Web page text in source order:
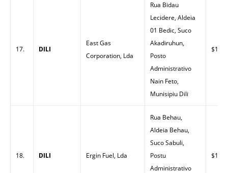
17. DILI
East Gas
Corporation, Lda
Rua Bidau
Lecidere, Aldeia
01 Bedic, Suco
Akadiruhun,
Posto
Administrativo
Nain Feto,
Munisipiu Dili
$1.48
18. DILI Ergin Fuel, Lda
Rua Behau,
Aldeia Behau,
Suco Sabuli,
Postu
Administrativo
$1.55